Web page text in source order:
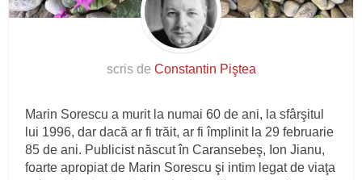
scris de Constantin Piştea
Marin Sorescu a murit la numai 60 de ani, la sfârşitul
lui 1996, dar dacă ar fi trăit, ar fi împlinit la 29 februarie
85 de ani. Publicist născut în Caransebeş, Ion Jianu,
foarte apropiat de Marin Sorescu şi intim legat de viaţa